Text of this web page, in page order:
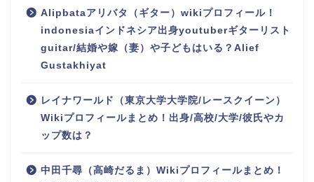
Alipbataアリバタ（ギター）wikiプロフィール！
indonesiaインドネシア出身youtuberギターリスト
guitar/結婚や嫁（妻）や子どもはいる？Alief
Gustakhiyat
レイナワールド（東京大学大学院/レースクイーン）
Wikiプロフィールまとめ！出身/高校/大学/彼氏やカ
ップ数は？
中田千尋（高崎だるま）Wikiプロフィールまとめ！